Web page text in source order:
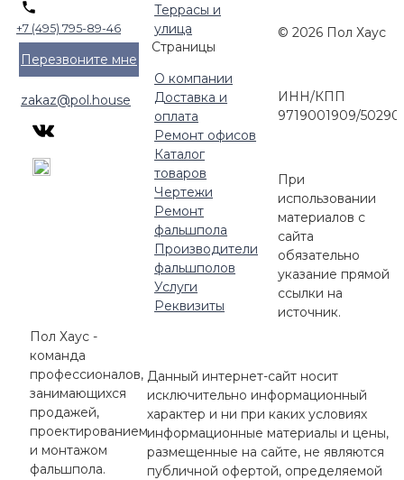
+7 (495) 795-89-46
Перезвоните мне
zakaz@pol.house
Террасы и
улица
Страницы
О компании
Доставка и
оплата
Ремонт офисов
Каталог
товаров
Чертежи
Ремонт
фальшпола
Производители
фальшполов
Услуги
Реквизиты
Пол Хаус -
команда
профессионалов,
занимающихся
продажей,
проектированием
и монтажом
фальшпола.
© 2026 Пол Хаус
ИНН/КПП
9719001909/
При
использовании
материалов с
сайта
обязательно
указание прямой
ссылки на
источник.
Данный интернет-сайт носит
исключительно информационный
характер и ни при каких условиях
информационные материалы и цены,
размещенные на сайте, не являются
публичной офертой, определяемой